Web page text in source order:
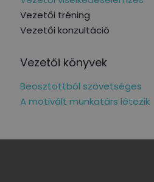
Vezetői tréning
Vezetői konzultáció
Vezetői könyvek
Beosztottból szövetséges
A motivált munkatárs létezik